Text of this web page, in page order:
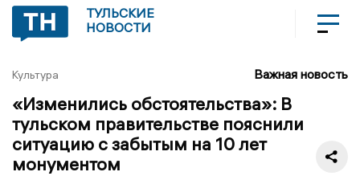
ТУЛЬСКИЕ
НОВОСТИ
Культура Важная новость
«Изменились обстоятельства»: В
тульском правительстве пояснили
ситуацию с забытым на 10 лет
монументом